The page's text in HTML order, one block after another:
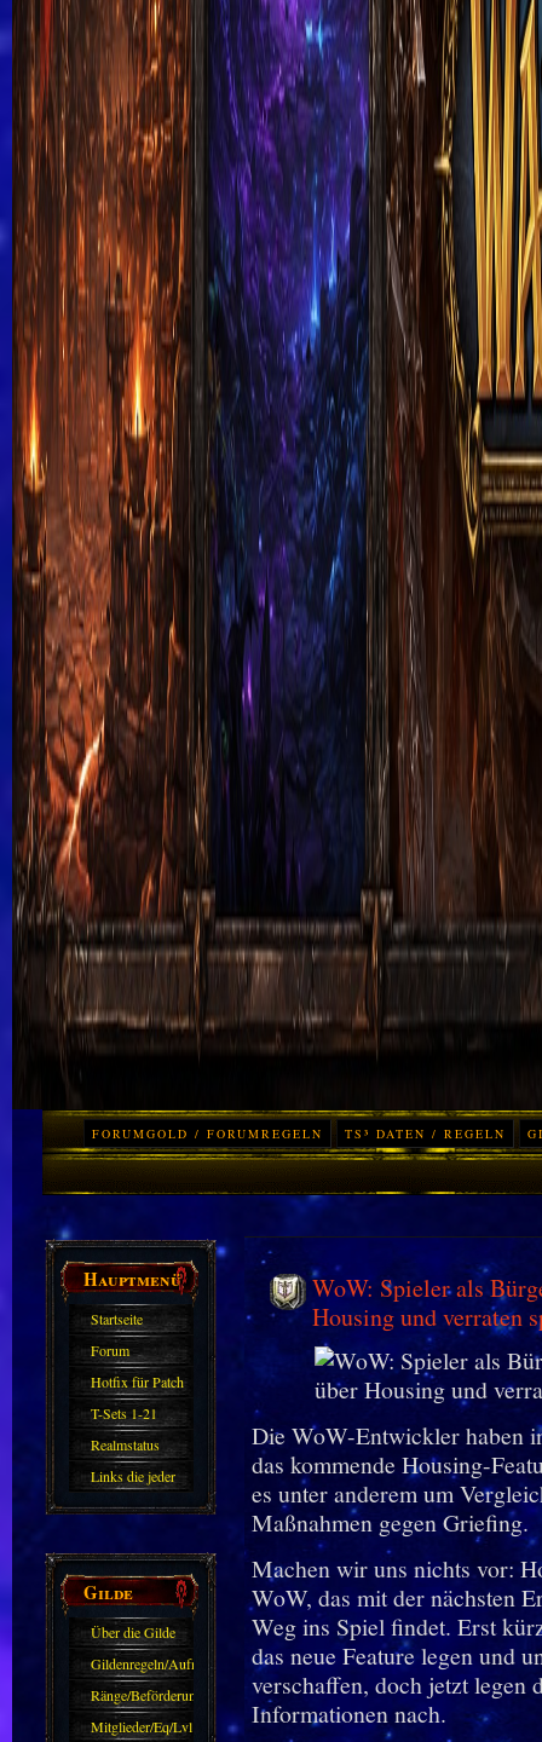
FORUMGOLD / FORUMREGELN TS³ DATEN / REGELN
Hauptmenü
Startseite
Forum
Hotfix für Patch
11.X
T-Sets 1-21
Realmstatus
Links die jeder
kennen sollte?!
Gilde
Über die Gilde
(DAW)
Gildenregeln/Aufnahme
Ränge/Beförderungen
Mitglieder/Eq/Lvl
WoW: Spieler als
Housing und verraten
Die WoW-Entwickler haben
das kommende Housing-
es unter anderem um
Maßnahmen gegen Griefing.
Machen wir uns nichts vor:
WoW, das mit der nächsten
Weg ins Spiel findet. Erst
das neue Feature legen und
verschaffen, doch jetzt legen
Informationen nach.